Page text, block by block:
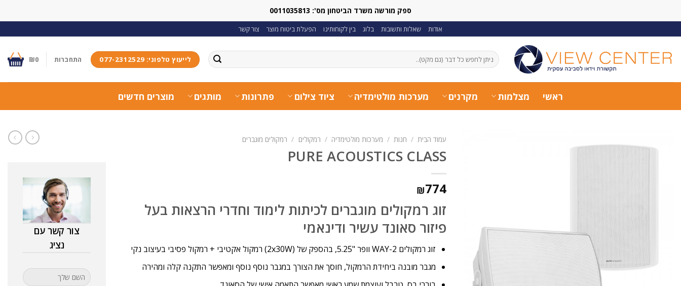
ספק מורשה משרד הביטחון מס': 0011035813
אודות שאלות ותשובות בלוג בין לקוחותינו הפעלת ביטוח מוצר צור קשר
חיפוש
עבור:
לייעוץ טלפוני: 077-2312529 התחברות ₪0
ראשי מצלמות מקרנים מערכות מולטימדיה ציוד צילום פתרונות מותגים מוצרים חדשים
עמוד הבית / חנות / מערכות מולטימדיה / רמקולים / רמקולים מוגברים
PURE ACOUSTICS CLASS
₪774
זוג רמקולים מוגברים לכיתות לימוד וחדרי הרצאות בעל
פיזור סאונד עשיר ודינאמי
זוג רמקולים 2-WAY וופר "5.25, בהספק של (2x30W) רמקול אקטיבי + רמקול פסיבי בעיצוב נקי
מגבר מובנה ביחידת הרמקול, חוסך את הצורך במגבר נוסף נוסף ומאפשר התקנה קלה ומהירה
צור קשר עם
נציג